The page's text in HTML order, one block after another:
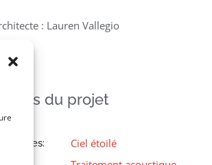
: Lauren Vallegio
Détails du projet
Ciel étoilé